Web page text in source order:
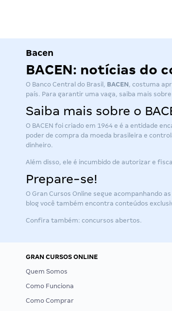
Bacen
BACEN: notícias do
O Banco Central do Brasil, BACEN, costuma
país. Para garantir uma vaga, saiba mais
Saiba mais sobre o
O BACEN foi criado em 1964 e é a entidade
poder de compra da moeda brasileira e
dinheiro.
Além disso, ele é incumbido de autorizar e
Prepare-se!
O Gran Cursos Online segue acompanhando
blog você também encontra conteúdos
Confira também: concursos abertos.
GRAN CURSOS ONLINE
Quem Somos
Como Funciona
Como Comprar